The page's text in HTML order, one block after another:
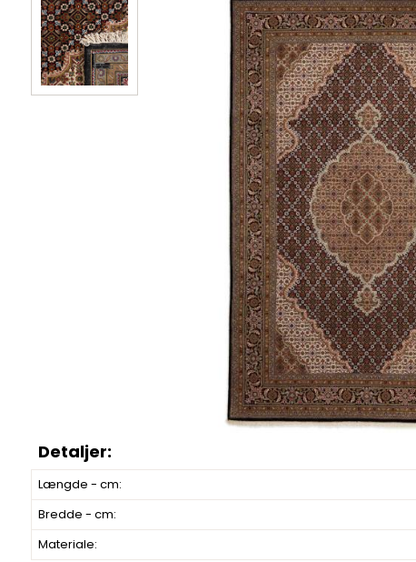
Længde - cm:
Bredde - cm:
Materiale: